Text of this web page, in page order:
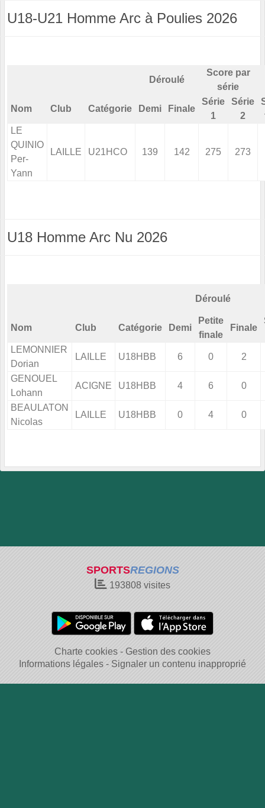
U18-U21 Homme Arc à Poulies 2026
Déroulé
Score par
série
Nom Club Catégorie Demi Finale
Série
1
Série
2
LE
QUINIO
Per-
Yann
LAILLE U21HCO 139 142 275 273
U18 Homme Arc Nu 2026
Déroulé
Nom Club Catégorie Demi
Petite
finale
Finale
LEMONNIER
Dorian
LAILLE U18HBB 6 0 2
GENOUEL
Lohann
ACIGNE U18HBB 4 6 0
BEAULATON
Nicolas
LAILLE U18HBB 0 4 0
SPORTSREGIONS
193808 visites
Charte cookies
Gestion des cookies
Informations légales
Signaler un contenu inapproprié